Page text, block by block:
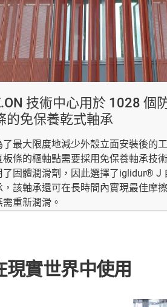
技術中心用於 1028 個
的免保養乾式軸承
了最大限度地減少外殼立面安裝後的
板條的樞軸點需要採用免保養軸承技
了固體潤滑劑，因此選擇了iglidur® J
，該軸承還可在長時間內實現最佳摩
需重新潤滑。
實世界中使用